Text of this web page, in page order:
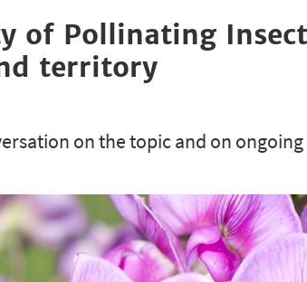
of Pollinating
territory
on the topic and on